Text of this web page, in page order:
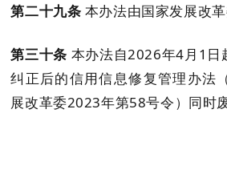
第二十九条 本办法由国家发展改革
第三十条 本办法自2026年4月 1 日
纠正后的信用信息修复管理办法
展改革委2023年第58号令） 同时